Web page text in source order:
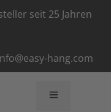
seit 25 Jahren
hang.com